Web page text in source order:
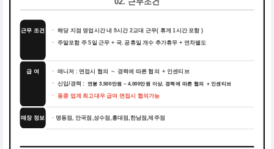
근무 조건 ㆍ 해당 지점 영업시간 내 9시간 2교대 근무( 휴게 1시간 포함 )
ㆍ 주말포함 주 5일 근무 + 국. 공휴일 개수 추가휴무 + 연차별도
급 여 ㆍ 매니저 : 면접시 협의 ~ 경력에 따른 협의 + 인센티브
ㆍ 신입/경력 : 연봉 3,500만원 ~ 4,000만원 이상, 경력에 따른 협의 + 인센티브
ㆍ 동종 업계 최고대우 급여 면접시 협의가능
매장 정보 ㆍ 명동점, 안국점,성수점,홍대점,한남점,제주점